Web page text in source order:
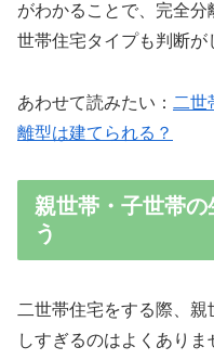
がわかることで、完全
世帯住宅タイプも判断が
あわせて読みたい： 二世
離型は建てられる？
親世帯・子世帯
う
二世帯住宅をする際、
しすぎるのはよくあり